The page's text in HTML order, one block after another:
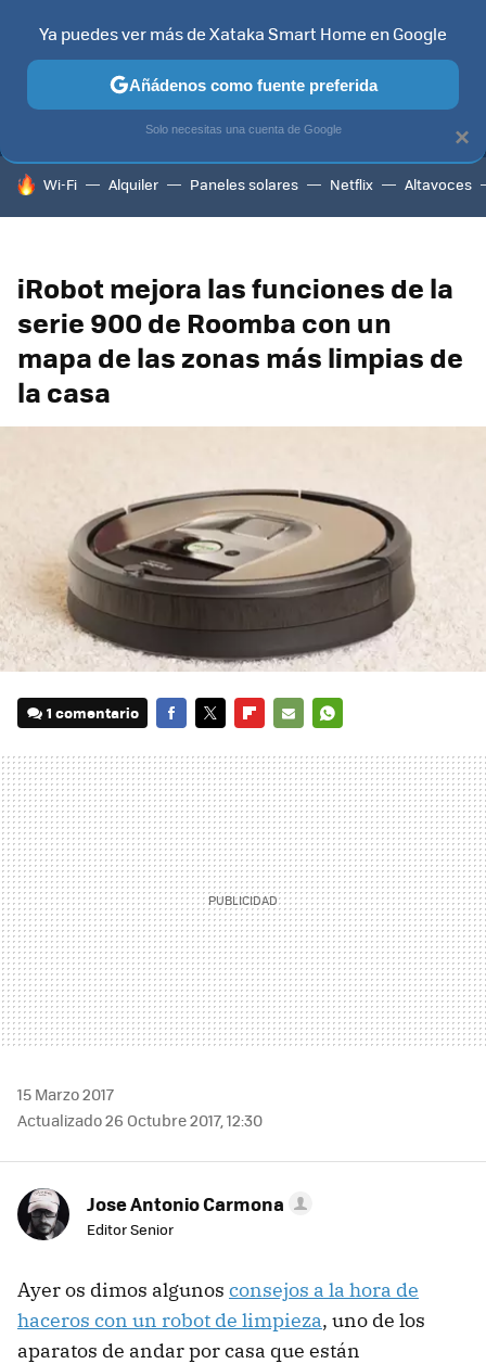
MENÚ NUEVO
CONTENIDOS SMART TV
HOY SE HABLA DE
Wi-Fi Alquiler Paneles solares Netflix Altavoces
iRobot mejora las funciones de la
serie 900 de Roomba con un
mapa de las zonas más limpias de
la casa
1 comentario
MAIL
15 Marzo 2017
Actualizado 26 Octubre 2017, 12:30
Jose Antonio Carmona
Editor Senior
Ayer os dimos algunos consejos a la hora de
haceros con un robot de limpieza, uno de los
aparatos de andar por casa que están
×
Ya puedes ver más de Xataka Smart Home en Google
Añádenos como fuente preferida
Solo necesitas una cuenta de Google